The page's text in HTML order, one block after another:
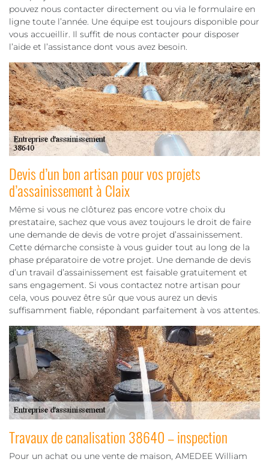
pouvez nous contacter directement ou via le formulaire en
ligne toute l’année. Une équipe est toujours disponible pour
vous accueillir. Il suffit de nous contacter pour disposer
l’aide et l’assistance dont vous avez besoin.
Devis d’un bon artisan pour vos projets
d’assainissement à Claix
Même si vous ne clôturez pas encore votre choix du
prestataire, sachez que vous avez toujours le droit de faire
une demande de devis de votre projet d’assainissement.
Cette démarche consiste à vous guider tout au long de la
phase préparatoire de votre projet. Une demande de devis
d’un travail d’assainissement est faisable gratuitement et
sans engagement. Si vous contactez notre artisan pour
cela, vous pouvez être sûr que vous aurez un devis
suffisamment fiable, répondant parfaitement à vos attentes.
Travaux de canalisation 38640 – inspection
Pour un achat ou une vente de maison, AMEDEE William